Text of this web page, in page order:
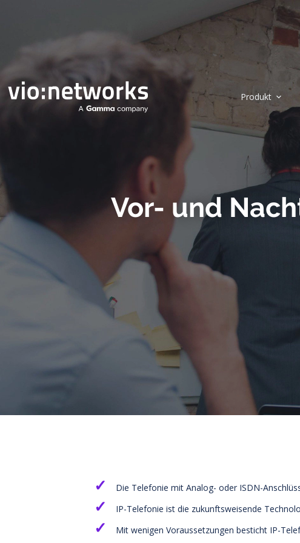
Produkt
Vor- und
Die Telefonie mit Analog- oder ISDN-
IP-Telefonie ist die zukunftsweisende
Mit wenigen Voraussetzungen besticht IP-